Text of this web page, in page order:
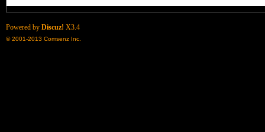
Powered by Discuz! X3.4
© 2001-2013 Comsenz Inc.